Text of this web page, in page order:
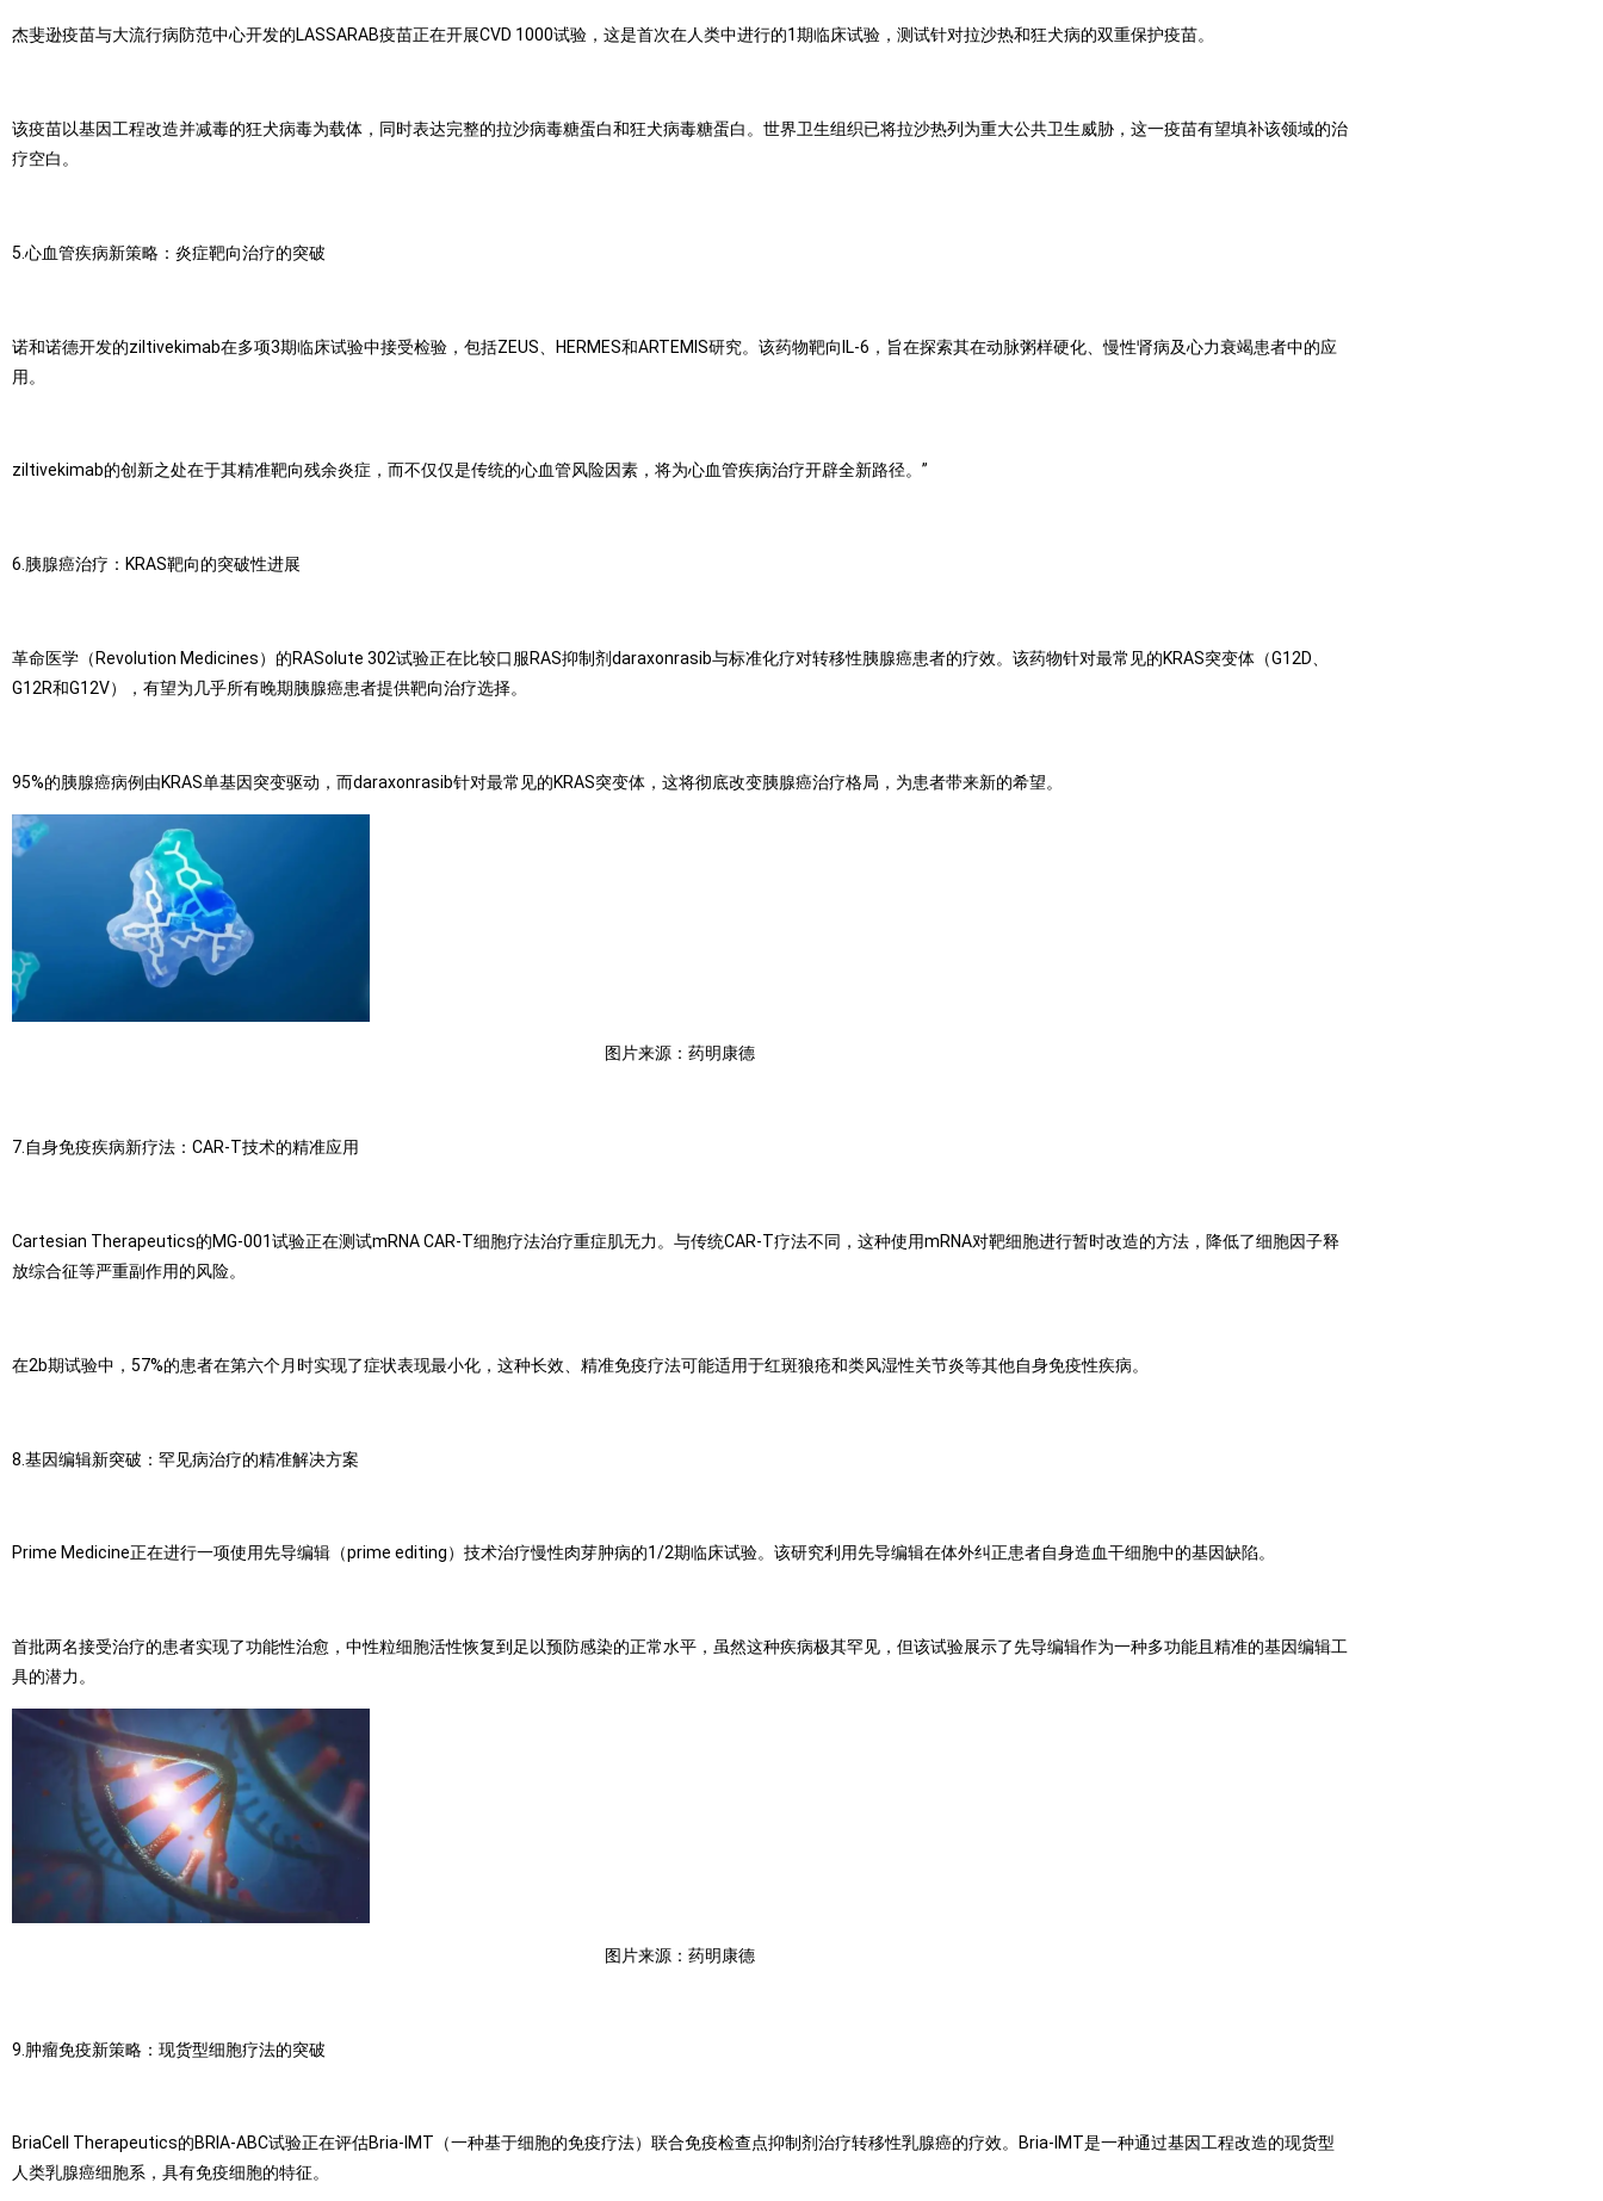
杰斐逊疫苗与大流行病防范中心开发的LASSARAB疫苗正在开展CVD 1000试验，这是首次在人类中进行的1期临床试验，测试针对拉沙热和狂犬病的双重保护疫苗。
该疫苗以基因工程改造并减毒的狂犬病毒为载体，同时表达完整的拉沙病毒糖蛋白和狂犬病毒糖蛋白。世界卫生组织已将拉沙热列为重大公共卫生威胁，这一疫苗有望填补该领域的治
疗空白。
5.心血管疾病新策略：炎症靶向治疗的突破
诺和诺德开发的ziltivekimab在多项3期临床试验中接受检验，包括ZEUS、HERMES和ARTEMIS研究。该药物靶向IL-6，旨在探索其在动脉粥样硬化、慢性肾病及心力衰竭患者中的应
用。
ziltivekimab的创新之处在于其精准靶向残余炎症，而不仅仅是传统的心血管风险因素，将为心血管疾病治疗开辟全新路径。”
6.胰腺癌治疗：KRAS靶向的突破性进展
革命医学（Revolution Medicines）的RASolute 302试验正在比较口服RAS抑制剂daraxonrasib与标准化疗对转移性胰腺癌患者的疗效。该药物针对最常见的KRAS突变体（G12D、
G12R和G12V），有望为几乎所有晚期胰腺癌患者提供靶向治疗选择。
95%的胰腺癌病例由KRAS单基因突变驱动，而daraxonrasib针对最常见的KRAS突变体，这将彻底改变胰腺癌治疗格局，为患者带来新的希望。
图片来源：药明康德
7.自身免疫疾病新疗法：CAR-T技术的精准应用
Cartesian Therapeutics的MG-001试验正在测试mRNA CAR-T细胞疗法治疗重症肌无力。与传统CAR-T疗法不同，这种使用mRNA对靶细胞进行暂时改造的方法，降低了细胞因子释
放综合征等严重副作用的风险。
在2b期试验中，57%的患者在第六个月时实现了症状表现最小化，这种长效、精准免疫疗法可能适用于红斑狼疮和类风湿性关节炎等其他自身免疫性疾病。
8.基因编辑新突破：罕见病治疗的精准解决方案
Prime Medicine正在进行一项使用先导编辑（prime editing）技术治疗慢性肉芽肿病的1/2期临床试验。该研究利用先导编辑在体外纠正患者自身造血干细胞中的基因缺陷。
首批两名接受治疗的患者实现了功能性治愈，中性粒细胞活性恢复到足以预防感染的正常水平，虽然这种疾病极其罕见，但该试验展示了先导编辑作为一种多功能且精准的基因编辑工
具的潜力。
图片来源：药明康德
9.肿瘤免疫新策略：现货型细胞疗法的突破
BriaCell Therapeutics的BRIA-ABC试验正在评估Bria-IMT（一种基于细胞的免疫疗法）联合免疫检查点抑制剂治疗转移性乳腺癌的疗效。Bria-IMT是一种通过基因工程改造的现货型
人类乳腺癌细胞系，具有免疫细胞的特征。